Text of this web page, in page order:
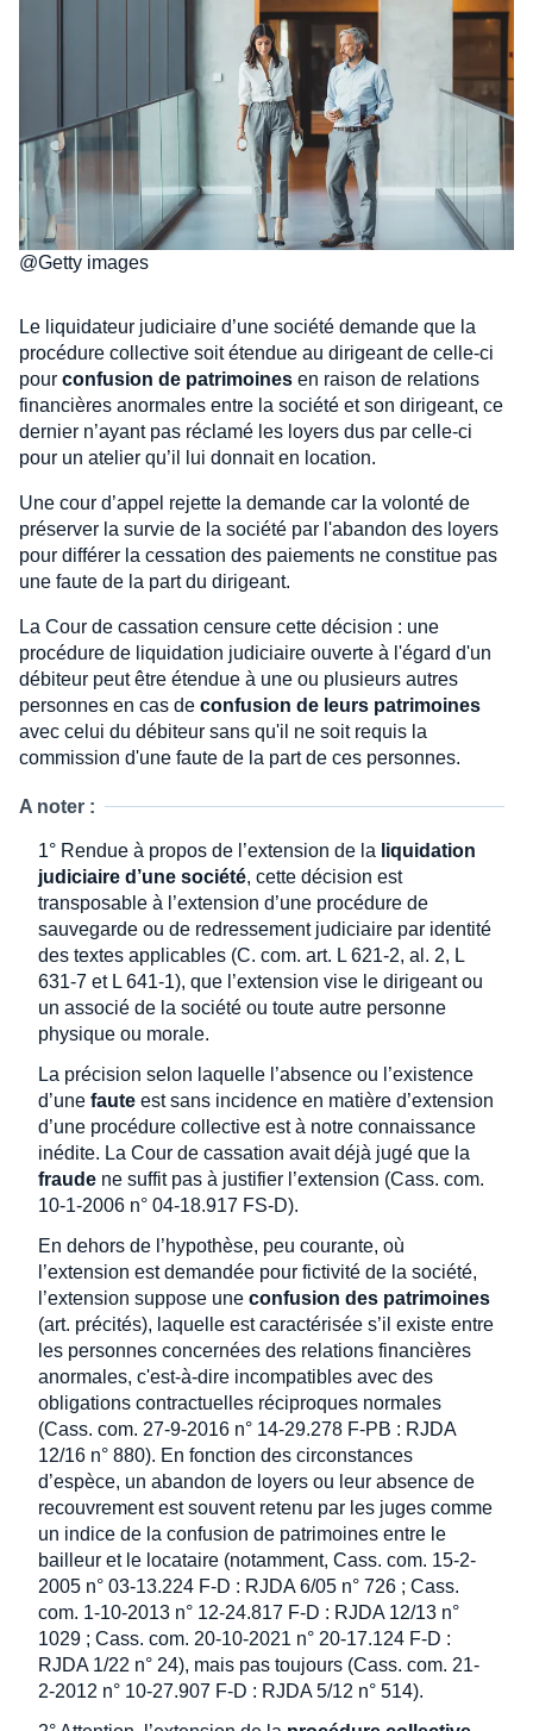
@Getty images
Le liquidateur judiciaire d’une société demande que la
procédure collective soit étendue au dirigeant de celle-ci
pour confusion de patrimoines en raison de relations
financières anormales entre la société et son dirigeant, ce
dernier n’ayant pas réclamé les loyers dus par celle-ci
pour un atelier qu’il lui donnait en location.
Une cour d’appel rejette la demande car la volonté de
préserver la survie de la société par l'abandon des loyers
pour différer la cessation des paiements ne constitue pas
une faute de la part du dirigeant.
La Cour de cassation censure cette décision : une
procédure de liquidation judiciaire ouverte à l'égard d'un
débiteur peut être étendue à une ou plusieurs autres
personnes en cas de confusion de leurs patrimoines
avec celui du débiteur sans qu'il ne soit requis la
commission d'une faute de la part de ces personnes.
A noter :
1° Rendue à propos de l’extension de la liquidation
judiciaire d’une société, cette décision est
transposable à l’extension d’une procédure de
sauvegarde ou de redressement judiciaire par identité
des textes applicables (C. com. art. L 621-2, al. 2, L
631-7 et L 641-1), que l’extension vise le dirigeant ou
un associé de la société ou toute autre personne
physique ou morale.
La précision selon laquelle l’absence ou l’existence
d’une faute est sans incidence en matière d’extension
d’une procédure collective est à notre connaissance
inédite. La Cour de cassation avait déjà jugé que la
fraude ne suffit pas à justifier l’extension (Cass. com.
10-1-2006 n° 04-18.917 FS-D).
En dehors de l’hypothèse, peu courante, où
l’extension est demandée pour fictivité de la société,
l’extension suppose une confusion des patrimoines
(art. précités), laquelle est caractérisée s’il existe entre
les personnes concernées des relations financières
anormales, c'est-à-dire incompatibles avec des
obligations contractuelles réciproques normales
(Cass. com. 27-9-2016 n° 14-29.278 F-PB : RJDA
12/16 n° 880). En fonction des circonstances
d’espèce, un abandon de loyers ou leur absence de
recouvrement est souvent retenu par les juges comme
un indice de la confusion de patrimoines entre le
bailleur et le locataire (notamment, Cass. com. 15-2-
2005 n° 03-13.224 F-D : RJDA 6/05 n° 726 ; Cass.
com. 1-10-2013 n° 12-24.817 F-D : RJDA 12/13 n°
1029 ; Cass. com. 20-10-2021 n° 20-17.124 F-D :
RJDA 1/22 n° 24), mais pas toujours (Cass. com. 21-
2-2012 n° 10-27.907 F-D : RJDA 5/12 n° 514).